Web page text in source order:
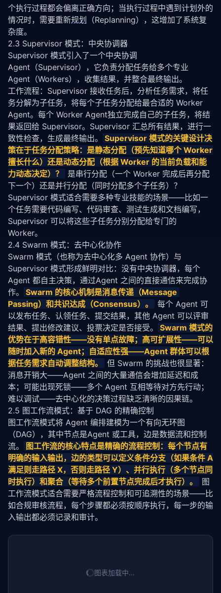
个执行过程都会偏离正确方向；当执行过程中遇到计划外的
情况时，需要重新规划
（Replanning），这增加了系统复
杂度。
2.3 Supervisor 模式：中央协调器
Supervisor 模式引入了一个中央协调
Agent（Supervisor），它负责分配任务给多个专业
Agent（Workers），收集结果，并整合最终输出。
工作流程：Supervisor 接收任务后，分析任务需求，将任
务分解为子任务，将每个子任务分配给最合适的 Worker
Agent。每个 Worker Agent独立完成自己的子任务，将结
果返回给 Supervisor。Supervisor 汇总所有结果，进行一
致性检查，生成最终输出。
Supervisor 模式的关键设计决
策在于任务分配策略：是静态分配（预先知道哪个 Worker
擅长什么）还是动态分配（根据 Worker 的当前负载和能
力动态决定）？
是串行分配（一个 Worker 完成后再分配
下一个）还是并行分配（同时分配多个子任务）？
Supervisor 模式适合需要多种专业技能的场景——比如一
个任务需要代码编写、代码审查、测试生成和文档编写，
Supervisor 可以将这些子任务分别分配给专门的
Worker。
2.4 Swarm 模式：去中心化协作
Swarm 模式（也称为去中心化多 Agent 协作）与
Supervisor 模式形成鲜明对比：没有中央协调器，每个
Agent 都自主决策，通过Agent 之间的直接通信来完成协
作。
Swarm 的核心机制是消息传递（Message
Passing）和共识达成（Consensus）。
每个 Agent 可
以发布任务、认领任务、提交结果，其他 Agent 可以评审
结果、提出修改建议、投票决定是否接受。
Swarm 模式的
优势在于高容错性——没有单点故障；高可扩展性——可以
随时加入新的 Agent；自适应性强——Agent 群体可以根
据任务需求自动调整结构。
但 Swarm 的挑战也很显著：
消息开销大——Agent 之间的大量通信会增加延迟和成
本；可能出现死锁——多个 Agent 互相等待对方先行动；
难以调试——去中心化的决策过程缺乏清晰的因果链。
2.5 图工作流模式：基于 DAG 的精确控制
图工作流模式将 Agent 编排建模为一个有向无环图
（DAG），其中节点是Agent 或工具，边是数据流和控制
流。
图工作流的核心特点是精确的流程控制：每个节点有
明确的输入输出，边的类型可以定义条件分支（如果条件 A
满足则走路径 X，否则走路径 Y）、并行执行（多个节点同
时执行）和聚合（等待多个前置节点完成后才执行）。
图
工作流模式适合需要严格流程控制和可追溯性的场景——比
如合规审核流程，每个步骤都必须按顺序执行，每一步的输
入输出都必须记录和审计。
图表加载中…